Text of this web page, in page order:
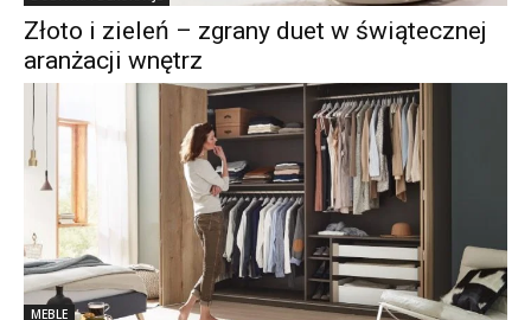
Złoto i zieleń – zgrany duet w świątecznej
aranżacji wnętrz
MEBLE